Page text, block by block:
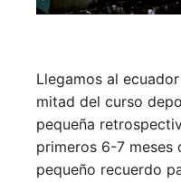
Llegamos al
mitad del curso
pequeña
primeros 6-7 meses
pequeño recuerdo